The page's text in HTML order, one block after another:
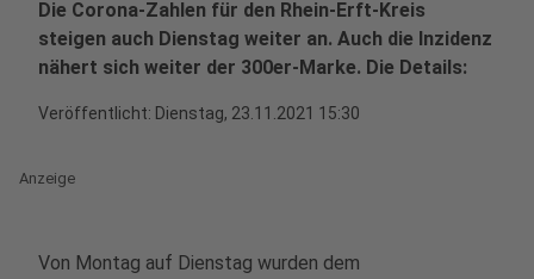
Die Corona-Zahlen für den Rhein-Erft-Kreis
steigen auch Dienstag weiter an. Auch die Inzidenz
nähert sich weiter der 300er-Marke. Die Details:
Veröffentlicht: Dienstag, 23.11.2021 15:30
Anzeige
Von Montag auf Dienstag wurden dem